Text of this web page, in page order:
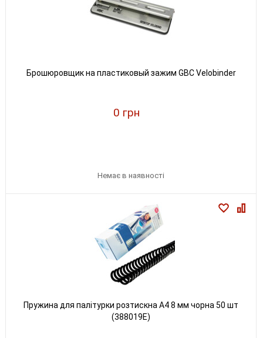
Брошюровщик на пластиковый зажим GBC Velobinder
0 грн
Немає в наявності
Пружина для палітурки розтискна А4 8 мм чорна 50 шт
(388019E)